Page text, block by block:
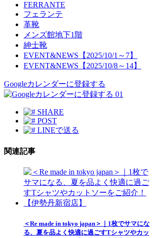
FERRANTE
フェランテ
革靴
メンズ館地下1階
紳士靴
EVENT&NEWS【2025/10/1～7】
EVENT&NEWS【2025/10/8～14】
Googleカレンダーに登録する
01
SHARE
POST
LINEで送る
関連記事
＜Re made in tokyo japan＞｜1枚でサマにな
る、夏を品よく快適に過ごすTシャツやカッ